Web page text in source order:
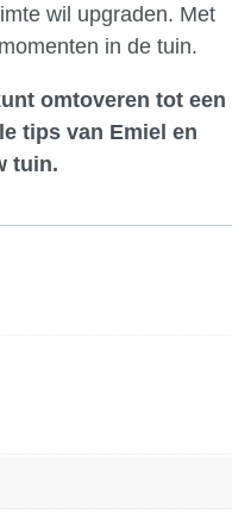
wil upgraden. Met
in de tuin.
omtoveren tot een
tips van Emiel en
tuin.